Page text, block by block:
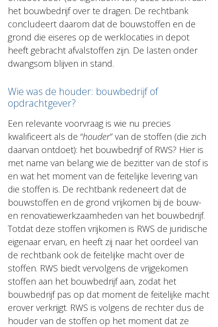
het bouwbedrijf over te dragen. De rechtbank
concludeert daarom dat de bouwstoffen en de
grond die eiseres op de werklocaties in depot
heeft gebracht afvalstoffen zijn. De lasten onder
dwangsom blijven in stand.
Wie was de houder: bouwbedrijf of
opdrachtgever?
Een relevante voorvraag is wie nu precies
kwalificeert als de “houder” van de stoffen (die zich
daarvan ontdoet): het bouwbedrijf of RWS? Hier is
met name van belang wie de bezitter van de stof is
en wat het moment van de feitelijke levering van
die stoffen is. De rechtbank redeneert dat de
bouwstoffen en de grond vrijkomen bij de bouw-
en renovatiewerkzaamheden van het bouwbedrijf.
Totdat deze stoffen vrijkomen is RWS de juridische
eigenaar ervan, en heeft zij naar het oordeel van
de rechtbank ook de feitelijke macht over de
stoffen. RWS biedt vervolgens de vrijgekomen
stoffen aan het bouwbedrijf aan, zodat het
bouwbedrijf pas op dat moment de feitelijke macht
erover verkrijgt. RWS is volgens de rechter dus de
houder van de stoffen op het moment dat ze